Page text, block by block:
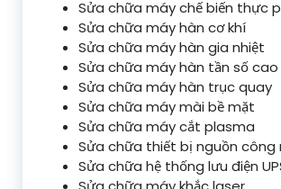
Sửa chữa máy chế biến thực
Sửa chữa máy hàn cơ khí
Sửa chữa máy hàn gia nhiệt
Sửa chữa máy hàn tần số cao
Sửa chữa máy hàn trục quay
Sửa chữa máy mài bề mặt
Sửa chữa máy cắt plasma
Sửa chữa thiết bị nguồn công
Sửa chữa hệ thống lưu điện